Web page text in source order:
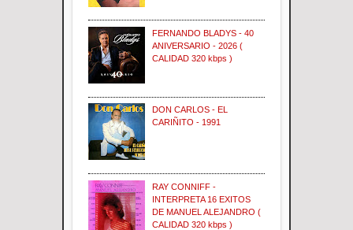
FERNANDO BLADYS - 40
ANIVERSARIO - 2026 (
CALIDAD 320 kbps )
DON CARLOS - EL
CARIÑITO - 1991
RAY CONNIFF -
INTERPRETA 16 EXITOS
DE MANUEL ALEJANDRO (
CALIDAD 320 kbps )